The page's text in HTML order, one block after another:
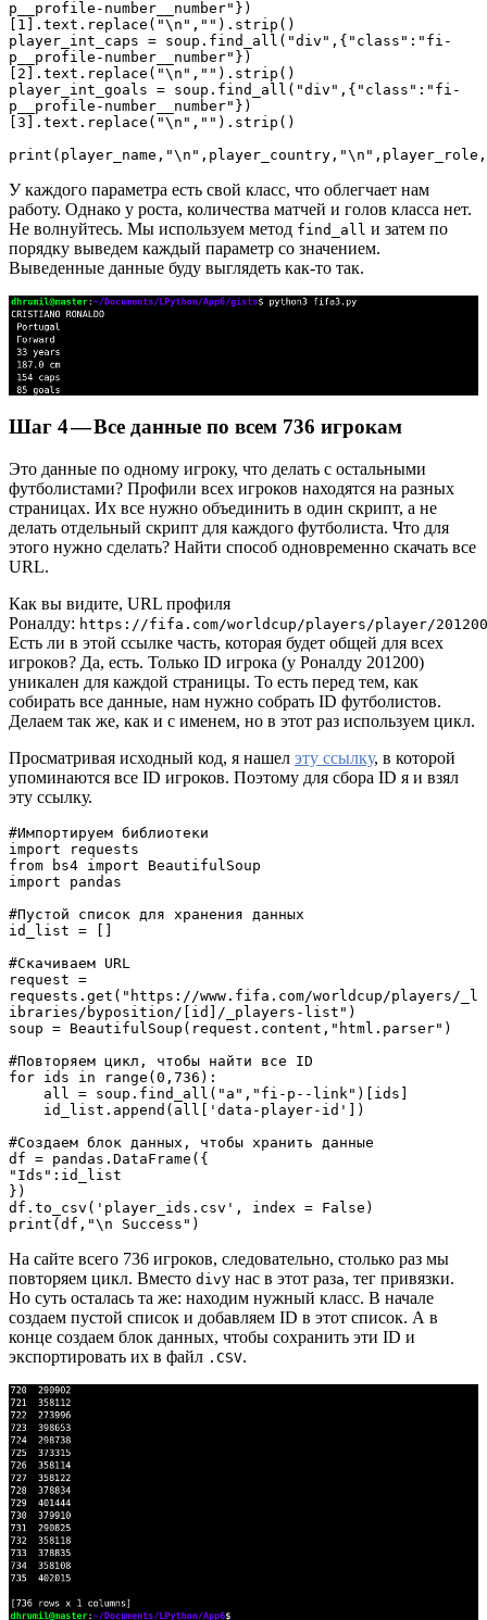
p__profile-number__number"})
[1].text.replace("\n","").strip()
player_int_caps = soup.find_all("div",{"class":"fi-
p__profile-number__number"})
[2].text.replace("\n","").strip()
player_int_goals = soup.find_all("div",{"class":"fi-
p__profile-number__number"})
[3].text.replace("\n","").strip()
У каждого параметра есть свой класс, что облегчает нам
работу. Однако у роста, количества матчей и голов класса нет.
Не волнуйтесь. Мы используем метод find_all и затем по
порядку выведем каждый параметр со значением.
Выведенные данные буду выглядеть как-то так.
Шаг 4 — Все данные по всем 736 игрокам
Это данные по одному игроку, что делать с остальными
футболистами? Профили всех игроков находятся на разных
страницах. Их все нужно объединить в один скрипт, а не
делать отдельный скрипт для каждого футболиста. Что для
этого нужно сделать? Найти способ одновременно скачать все
URL.
Как вы видите, URL профиля
Роналду: https://fifa.com/worldcup/players/player/
Есть ли в этой ссылке часть, которая будет общей для всех
игроков? Да, есть. Только ID игрока (у Роналду 201200)
уникален для каждой страницы. То есть перед тем, как
собирать все данные, нам нужно собрать ID футболистов.
Делаем так же, как и с именем, но в этот раз используем цикл.
Просматривая исходный код, я нашел эту ссылку, в которой
упоминаются все ID игроков. Поэтому для сбора ID я и взял
эту ссылку.
#Импортируем библиотеки
import requests
from bs4 import BeautifulSoup
import pandas
#Пустой список для хранения данных
id_list = []
#Скачиваем URL
request =
requests.get("https://www.fifa.com/worldcup/players/_l
ibraries/byposition/[id]/_players-list")
soup = BeautifulSoup(request.content,"html.parser")
#Повторяем цикл, чтобы найти все ID
for ids in range(0,736):
#Создаем блок данных, чтобы хранить данные
df = pandas.DataFrame({
"Ids":id_list
})
df.to_csv('player_ids.csv', index = False)
print(df,"\n Success")
На сайте всего 736 игроков, следовательно, столько раз мы
повторяем цикл. Вместо divу нас в этот разa, тег привязки.
Но суть осталась та же: находим нужный класс. В начале
создаем пустой список и добавляем ID в этот список. А в
конце создаем блок данных, чтобы сохранить эти ID и
экспортировать их в файл .CSV.